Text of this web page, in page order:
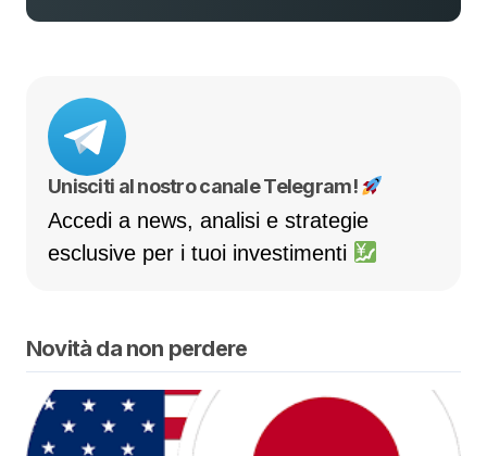
Unisciti al nostro canale Telegram!
Accedi a news, analisi e strategie
esclusive per i tuoi investimenti
Novità da non perdere